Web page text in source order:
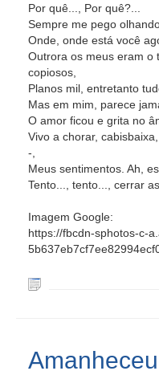
Por quê..., Por quê?...
Sempre me pego
Onde, onde está você
Outrora os meus eram o
copiosos,
Planos mil, entretanto
Mas em mim, parece
O amor ficou e grita no
Vivo a chorar,
-,
Meus sentimentos. Ah,
Tento..., tento..., cerrar
Imagem Google:
https://fbcdn-sphotos-c-